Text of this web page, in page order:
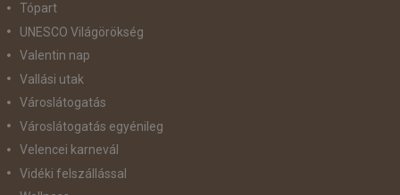
Tópart
UNESCO Világörökség
Valentin nap
Vallási utak
Városlátogatás
Városlátogatás egyénileg
Velencei karnevál
Vidéki felszállással